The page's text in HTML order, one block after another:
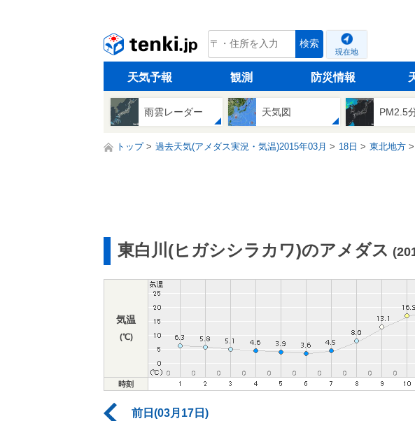
tenki.jp 検索
現在地
天気予報 観測 防災情報
雨雲レーダー 天気図 PM2.5
トップ 過去天気(アメダス実況・気温)2015年03月 18日 東北地方
東白川(ヒガシシラカワ)のアメダス
気温
(℃)
時刻
前日(03月17日)